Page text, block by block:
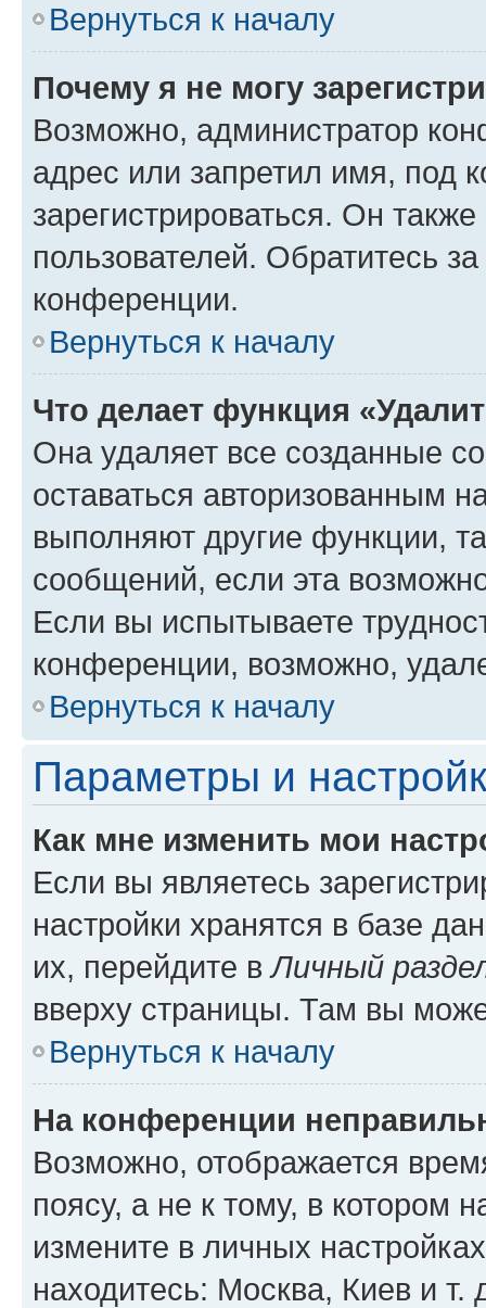
Вернуться к началу
Почему я не могу
Возможно, администратор
адрес или запретил имя, под
зарегистрироваться. Он
пользователей. Обратитесь
конференции.
Вернуться к началу
Что делает функция
Она удаляет все созданные
оставаться авторизованным
выполняют другие функции,
сообщений, если эта
Если вы испытываете
конференции, возможно,
Вернуться к началу
Параметры и
Как мне изменить мои
Если вы являетесь
настройки хранятся в базе
их, перейдите вЛичный
вверху страницы. Там вы
Вернуться к началу
На конференции
Возможно, отображается
поясу, а не к тому, в котором
измените в личных
находитесь: Москва, Киев и т.